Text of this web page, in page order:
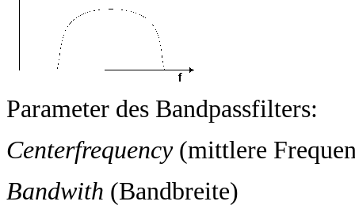
Parameter des Bandpassfilters:
Centerfrequency (mittlere
Bandwith (Bandbreite)